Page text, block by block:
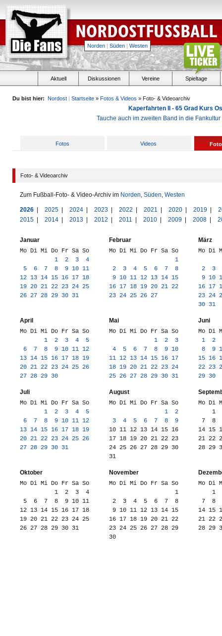
Norden | Süden | Westen
Aktuell Diskussionen Vereine Spieltage
Du bist hier: Nordost | Startseite » Fotos & Videos » Foto- & Videoarchiv
Kaperfahrten II - 65 Grad Kurs
Tauche auch im zweiten Band in die
Fotos Videos
Foto- & Videoarchiv
Zum Fußball-Foto- & Video-Archiv im Norden, Süden, Westen
2026 2025 2024 2023 2022 2021 2020 2019
2015
2014 2013 2012 2011 2010 2009 2008
Januar
Mo Di Mi Do Fr Sa So
1
2 3
4
5
6 7 8 9 10 11
12 13 14 15 16 17 18
19 20 21 22 23 24 25
26 27 28 29 30 31
Februar
Mo Di Mi Do Fr Sa So
1
2
3 4 5 6 7
8
9 10 11 12 13 14 15
16 17 18 19 20 21 22
23 24 25 26 27
März
Mo Di
2 3
9 10
16 17
23 24
30 31
April
Mo Di Mi Do Fr Sa So
1
2 3 4
5
6
7 8 9 10 11 12
13 14 15 16 17 18 19
20 21 22 23 24 25 26
27 28 29 30
Mai
Mo Di Mi Do Fr Sa So
1
2
3
4
5 6 7 8 9 10
11 12 13 14 15 16 17
18 19 20 21 22 23 24
25 26 27 28 29 30 31
Juni
Mo Di
1
2
8
9
15 16
22 23
29 30
Juli
Mo Di Mi Do Fr Sa So
1
2 3 4
5
6
7 8 9 10 11 12
13 14 15 16 17 18 19
20 21 22 23 24 25 26
27 28 29 30 31
August
Mo Di Mi Do Fr Sa So
1
2
3
4 5 6 7 8
9
10 11 12 13 14 15 16
17 18 19 20 21 22 23
24 25 26 27 28 29 30
31
Mo Di
1
7
8
14 15
21 22
28 29
Oktober
Mo Di Mi Do Fr Sa So
1
2 3
4
5
6 7 8 9 10 11
12 13 14 15 16 17 18
19 20 21 22 23 24 25
26 27 28 29 30 31
November
Mo Di Mi Do Fr Sa So
1
2
3 4 5 6 7
8
9 10 11 12 13 14 15
16 17 18 19 20 21 22
23 24 25 26 27 28 29
30
Mo Di
1
7
8
14 15
21 22
28 29